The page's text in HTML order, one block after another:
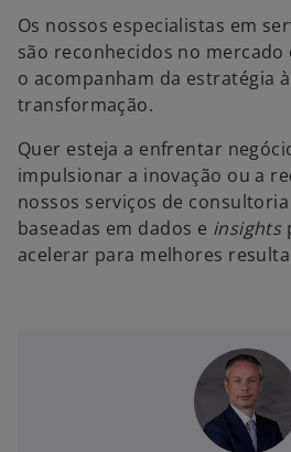
Os nossos especialistas em
são reconhecidos no
o acompanham da estratégia
transformação.
Quer esteja a enfrentar
impulsionar a inovação ou a
nossos serviços de
baseadas em dados e insights
acelerar para melhores